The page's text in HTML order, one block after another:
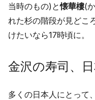
当時のもの)と懐華樓(
れた杉の階段が見どこ
けたいなら17時頃に。
金沢の寿司、
多くの日本人にとって